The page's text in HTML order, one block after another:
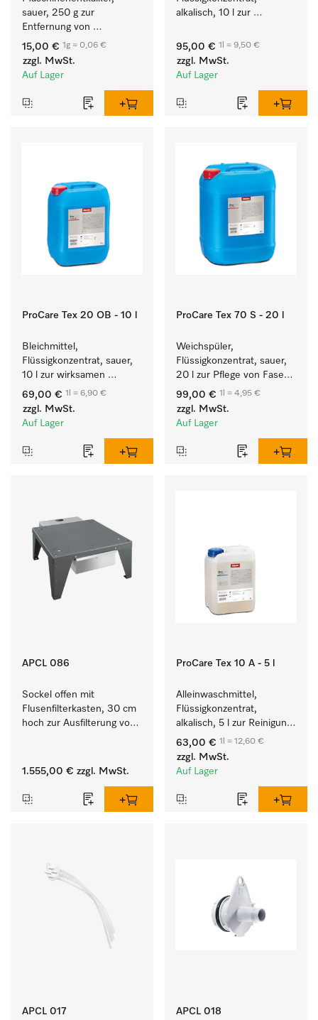
sauer, 250 g zur
Entfernung von
hartnäckigen
Kalkablagerungen.
15,00 € 1g = 0,06 €
zzgl. MwSt.
Auf Lager
alkalisch, 10 l zur
und farbechter
Buntwäsche.
95,00 € 1l = 9,50 €
zzgl. MwSt.
Auf Lager
ProCare Tex 20 OB - 10 l
Bleichmittel,
Flüssigkonzentrat, sauer,
10 l zur wirksamen
Entfernung von
hartnäckigen Flecken.
69,00 € 1l = 6,90 €
zzgl. MwSt.
Auf Lager
ProCare Tex 70 S - 20 l
Weichspüler,
Flüssigkonzentrat, sauer,
20 l zur Pflege von Fasern
für eine langfristige
Geschmeidigkeit der
Textilien.
99,00 € 1l = 4,95 €
zzgl. MwSt.
Auf Lager
APCL 086
Sockel offen mit
Flusenfilterkasten, 30 cm
hoch zur Ausfilterung von
1.555,00 € zzgl. MwSt.
ProCare Tex 10 A - 5 l
Alleinwaschmittel,
Flüssigkonzentrat,
alkalisch, 5 l zur Reinigung
weißer Textilien und
farbechter Buntwäsche.
63,00 € 1l = 12,60 €
zzgl. MwSt.
Auf Lager
APCL 017 APCL 018